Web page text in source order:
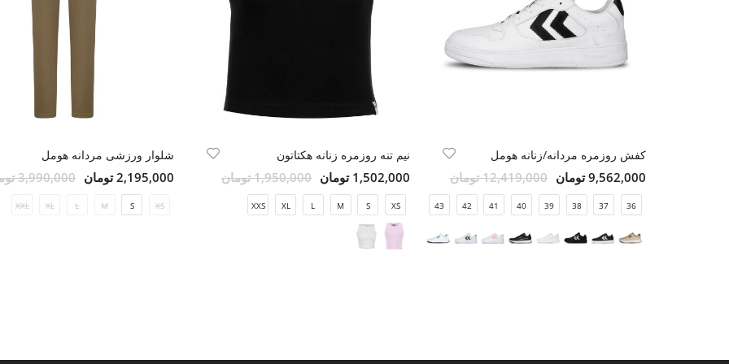
کفش روزمره مردانه/زنانه هومل
9,562,000 تومان 12,419,000 تومان
36
37
38
39
40
41
42
43
نیم تنه روزمره زنانه هکتاتون
1,502,000 تومان 1,950,000 تومان
XS
S
M
L
XL
XXS
شلوار ورزشی مردانه هومل
2,195,000 تومان 3,990,000 تومان
XS
S
M
L
XL
XXL